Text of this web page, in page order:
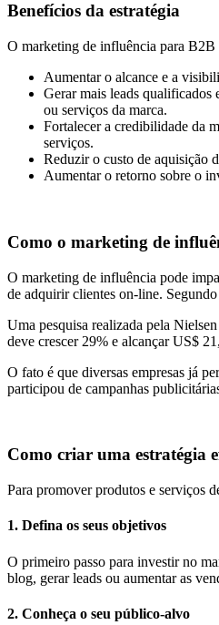
Benefícios da estratégia
O marketing de influência para B2B
Aumentar o alcance e a
Gerar mais leads qualificados
ou serviços da marca.
Fortalecer a credibilidade da
serviços.
Reduzir o custo de aquisição
Aumentar o retorno sobre o
Como o marketing de
O marketing de influência pode
de adquirir clientes on-line.
Uma pesquisa realizada pela
deve crescer 29% e alcançar US$
O fato é que diversas empresas já
participou de campanhas
Como criar uma estratégia
Para promover produtos e serviços
1. Defina os seus objetivos
O primeiro passo para investir no
blog, gerar leads ou aumentar as
2. Conheça o seu público-alvo